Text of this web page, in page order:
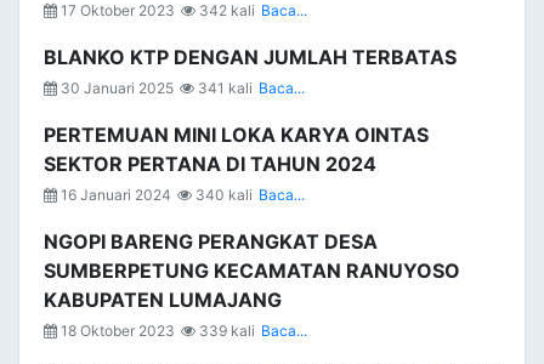
17 Oktober 2023 342 kali Baca...
BLANKO KTP DENGAN JUMLAH TERBATAS
30 Januari 2025 341 kali Baca...
PERTEMUAN MINI LOKA KARYA OINTAS
SEKTOR PERTANA DI TAHUN 2024
16 Januari 2024 340 kali Baca...
NGOPI BARENG PERANGKAT DESA
SUMBERPETUNG KECAMATAN RANUYOSO
KABUPATEN LUMAJANG
18 Oktober 2023 339 kali Baca...